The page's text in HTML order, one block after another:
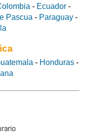
- Ecuador -
Pascua - Paraguay -
- Honduras -